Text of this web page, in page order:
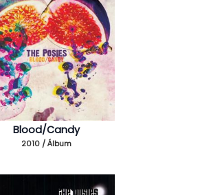
Blood/Candy
2010 / Álbum